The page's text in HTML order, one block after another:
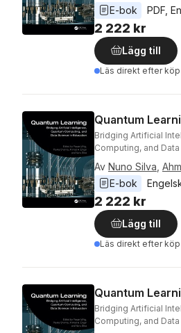
E-bok
PDF
2 222 kr
Lägg till
Läs direkt efter köp
Quantum
Bridging Artificial
Computing, and
Av Nuno Silva
E-bok
2 222 kr
Lägg till
Läs direkt efter köp
Quantum
Bridging Artificial
Computing, and